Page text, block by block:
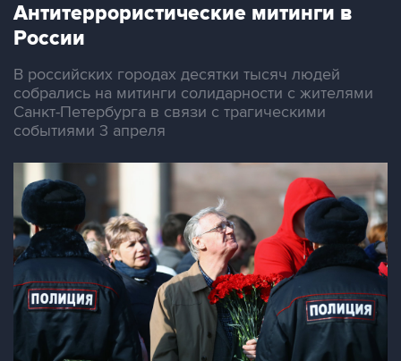
Антитеррористические митинги в
России
В российских городах десятки тысяч людей
собрались на митинги солидарности с жителями
Санкт-Петербурга в связи с трагическими
событиями 3 апреля